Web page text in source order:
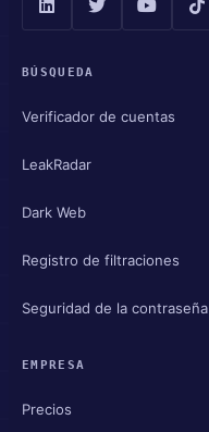
BÚSQUEDA
Verificador de cuentas
LeakRadar
Dark Web
Registro de filtraciones
Seguridad de la contraseña
EMPRESA
Precios